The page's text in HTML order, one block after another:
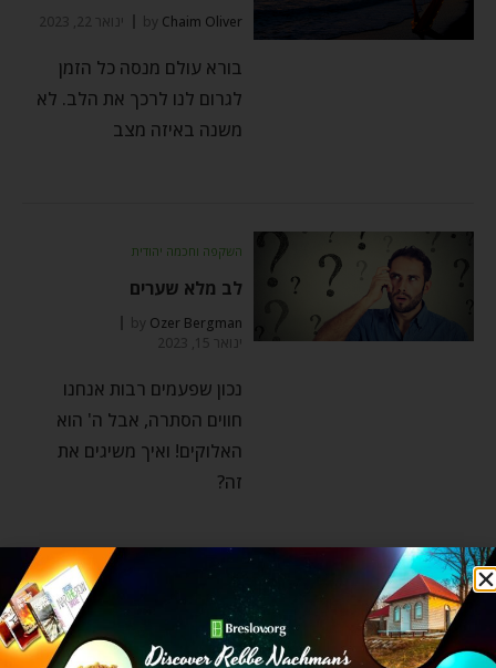
by Chaim Oliver ינואר 22, 2023
בורא עולם מנסה כל הזמן
לגרום לנו לרכך את הלב. לא
משנה באיזה מצב
השקפה וחכמה יהודית
לב מלא שערים
by Ozer Bergman
ינואר 15, 2023
נכון שפעמים רבות אנחנו
חווים הסתרה, אבל ה' הוא
האלוקים! ואיך משיגים את
זה?
השקפה וחכמה יהודית
אפוקליפסה? תחזיקו חזק!